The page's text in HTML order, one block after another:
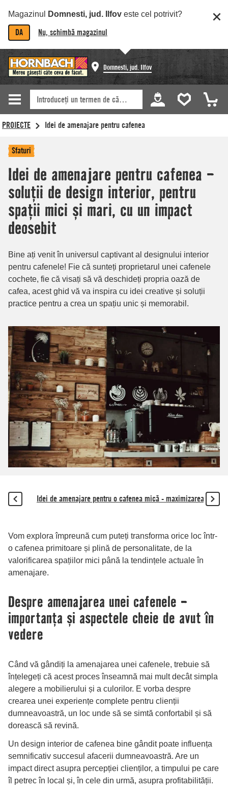
Magazinul Domnesti, jud. Ilfov este cel potrivit?
DA Nu, schimbă magazinul
Domnesti, jud. Ilfov